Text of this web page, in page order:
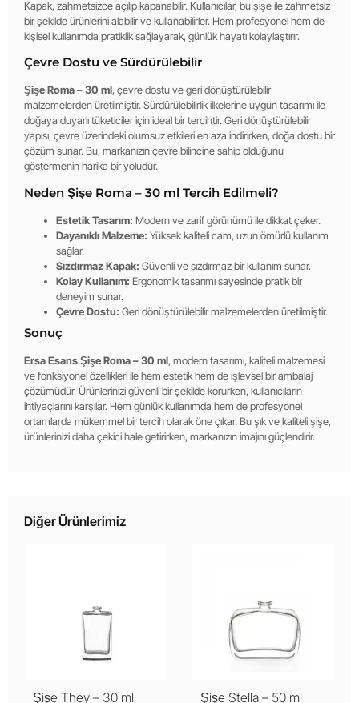
Kapak, zahmetsizce açılıp kapanabilir. Kullanıcılar, bu şişe ile zahmetsiz
bir şekilde ürünlerini alabilir ve kullanabilirler. Hem profesyonel hem de
kişisel kullanımda pratiklik sağlayarak, günlük hayatı kolaylaştırır.
Çevre Dostu ve Sürdürülebilir
Şişe Roma – 30 ml, çevre dostu ve geri dönüştürülebilir
malzemelerden üretilmiştir. Sürdürülebilirlik ilkelerine uygun tasarımı ile
doğaya duyarlı tüketiciler için ideal bir tercihtir. Geri dönüştürülebilir
yapısı, çevre üzerindeki olumsuz etkileri en aza indirirken, doğa dostu bir
çözüm sunar. Bu, markanızın çevre bilincine sahip olduğunu
göstermenin harika bir yoludur.
Neden Şişe Roma – 30 ml Tercih Edilmeli?
Estetik Tasarım: Modern ve zarif görünümü ile dikkat çeker.
Dayanıklı Malzeme: Yüksek kaliteli cam, uzun ömürlü kullanım
sağlar.
Sızdırmaz Kapak: Güvenli ve sızdırmaz bir kullanım sunar.
Kolay Kullanım: Ergonomik tasarımı sayesinde pratik bir
deneyim sunar.
Çevre Dostu: Geri dönüştürülebilir malzemelerden üretilmiştir.
Sonuç
Ersa Esans Şişe Roma – 30 ml, modern tasarımı, kaliteli malzemesi
ve fonksiyonel özellikleri ile hem estetik hem de işlevsel bir ambalaj
çözümüdür. Ürünlerinizi güvenli bir şekilde korurken, kullanıcıların
ihtiyaçlarını karşılar. Hem günlük kullanımda hem de profesyonel
ortamlarda mükemmel bir tercih olarak öne çıkar. Bu şık ve kaliteli şişe,
ürünlerinizi daha çekici hale getirirken, markanızın imajını güçlendirir.
Diğer Ürünlerimiz
Şişe They – 30 ml Şişe Stella – 50 ml